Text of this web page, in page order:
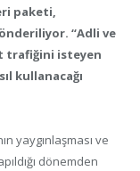
paketi,
“Adli ve
trafiğini isteyen
kullanacağı
yaygınlaşması ve
dönemden